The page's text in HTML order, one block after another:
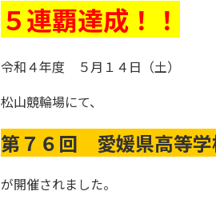
５連覇達成！！
令和４年度 ５月１４日（土）
松山競輪場にて、
第７６回 愛媛県高等
が開催されました。